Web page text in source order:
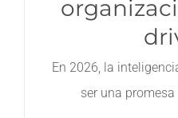
En 2026, la
ser una